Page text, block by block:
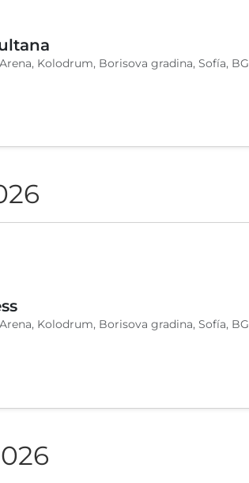
Kolodrum, Borisova gradina, Sofía, BG
Kolodrum, Borisova gradina, Sofía, BG